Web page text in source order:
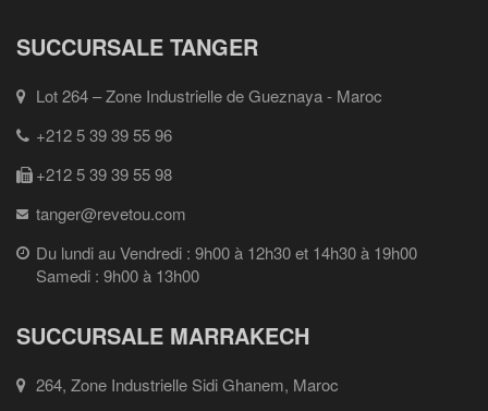
SUCCURSALE TANGER
Lot 264 – Zone Industrielle de Gueznaya - Maroc
+212 5 39 39 55 96
+212 5 39 39 55 98
tanger@revetou.com
Du lundi au Vendredi : 9h00 à 12h30 et 14h30 à 19h00
Samedi : 9h00 à 13h00
SUCCURSALE MARRAKECH
264, Zone Industrielle Sidi Ghanem, Maroc